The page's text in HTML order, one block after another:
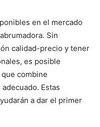
en el mercado
Sin
calidad-precio y tener
es posible
combine
Estas
a dar el primer